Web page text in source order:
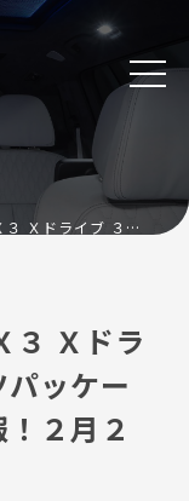
２０１２年式 ＢＭＷ Ｘ３ Ｘドライブ ３５ｉＭスポーツパッケージ ３２８万円入庫情報！２月２１日
３ Ｘドラ
ッケー
２月２